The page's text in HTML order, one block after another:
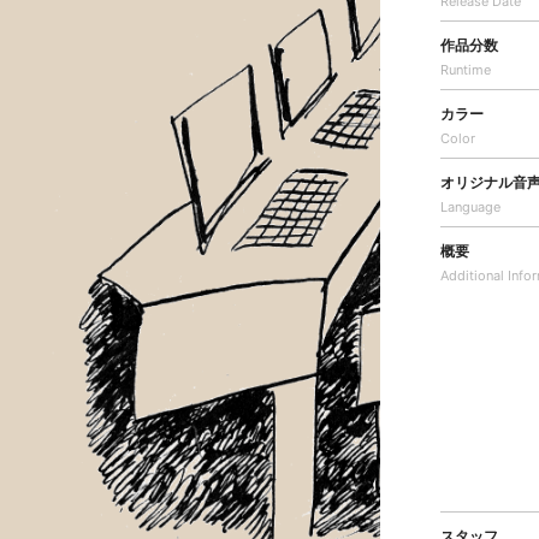
作品分数
Runtime
カラー
Color
オリジナル音
Language
概要
Additional